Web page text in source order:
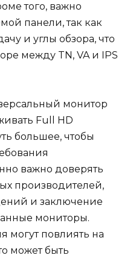
того, важно
панели, так как
и углы обзора, что
между TN, VA и IPS
монитор
Full HD
большее, чтобы
важно доверять
производителей,
и заключение
мониторы.
могут повлиять на
может быть